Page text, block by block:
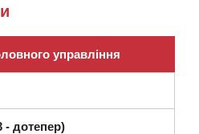
управління
- дотепер)